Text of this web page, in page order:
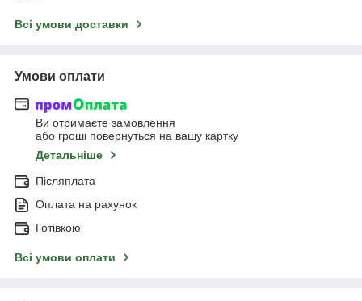
Всі умови доставки
Умови оплати
Ви отримаєте замовлення
або гроші повернуться на вашу картку
Детальніше
Післяплата
Оплата на рахунок
Готівкою
Всі умови оплати